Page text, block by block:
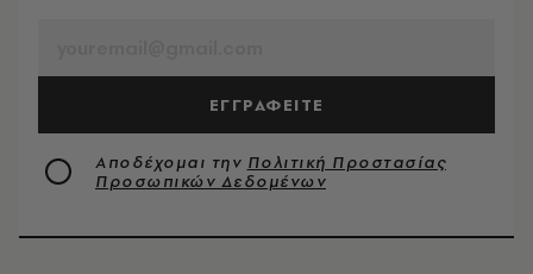
ΕΓΓΡΑΦΕΙΤΕ
Αποδέχομαι την Πολιτική Προστασίας
Προσωπικών Δεδομένων